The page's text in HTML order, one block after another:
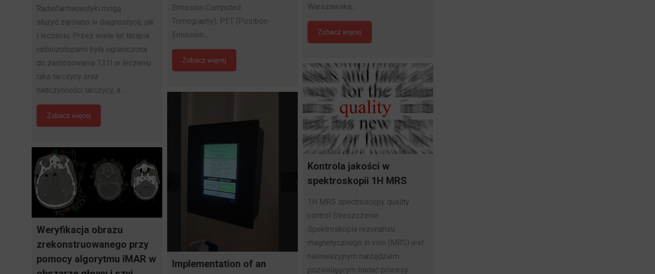
Radiofarmaceutyki mogą
służyć zarówno w diagnostyce, jak
i leczeniu. Przez wiele lat terapia
radioizotopami była ograniczona
do zastosowania 131I w leczeniu
raka tarczycy oraz
nadczynności tarczycy, a…
Zobacz więcej
Emission Computed
Tomography), PET (Positron
Emission…
Zobacz więcej
Warszawska,…
Zobacz więcej
Kontrola jakości w
spektroskopii 1H MRS
1H MRS spectroscopy quality
control Streszczenie
Spektroskopia rezonansu
magnetycznego in vivo (MRS) jest
nieinwazyjnym narzędziem
pozwalającym badać procesy
Implementation of an
Weryfikacja obrazu
zrekonstruowanego przy
pomocy algorytmu iMAR w